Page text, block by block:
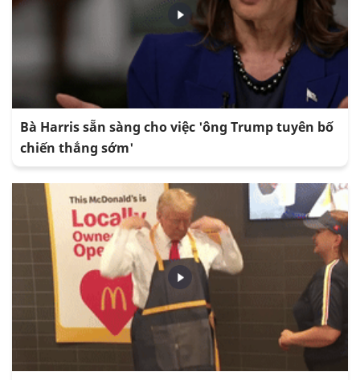
Bà Harris sẵn sàng cho việc 'ông Trump tuyên bố
chiến thắng sớm'